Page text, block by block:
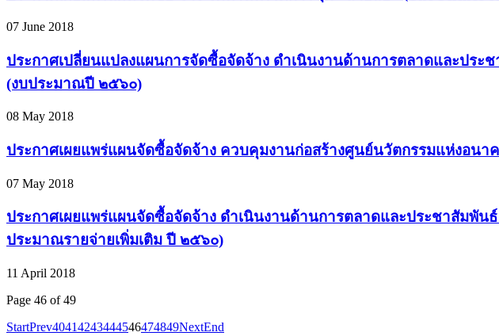
07 June 2018
ประกาศเปลี่ยนแปลงแผนการจัดซื้อจัดจ้าง ดำเนินงานด้านการตลาดและปร
(งบประมาณปี ๒๕๖๐)
08 May 2018
ประกาศเผยแพร่แผนจัดซื้อจัดจ้าง ควบคุมงานก่อสร้างศูนย์นวัตกรรมแห่งอน
07 May 2018
ประกาศเผยแพร่แผนจัดซื้อจัดจ้าง ดำเนินงานด้านการตลาดและประชาสัมพั
ประมาณรายจ่ายเพิ่มเติม ปี ๒๕๖๐)
11 April 2018
Page 46 of 49
StartPrev40414243444546474849NextEnd